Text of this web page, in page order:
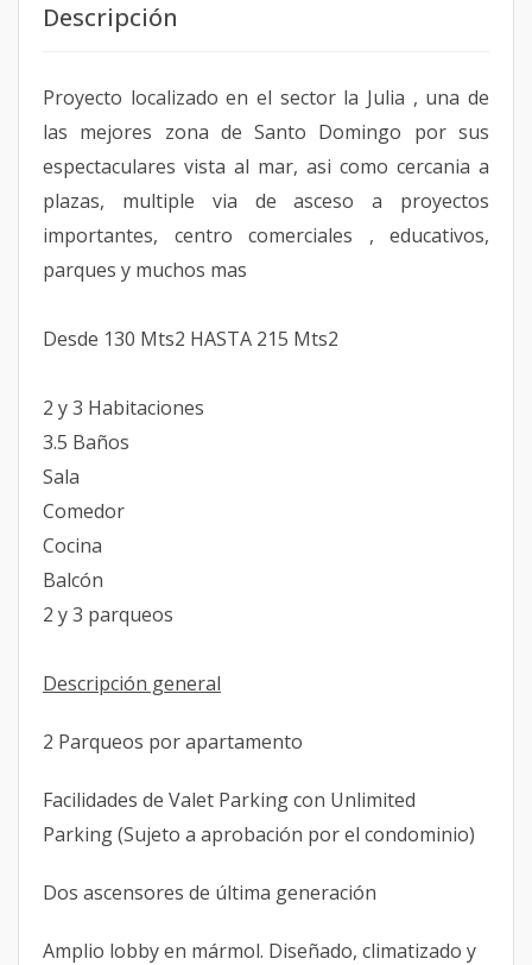
Descripción
Proyecto localizado en el sector la Julia , una de
las mejores zona de Santo Domingo por sus
espectaculares vista al mar, asi como cercania a
plazas, multiple via de asceso a proyectos
importantes, centro comerciales , educativos,
parques y muchos mas
Desde 130 Mts2 HASTA 215 Mts2
2 y 3 Habitaciones
3.5 Baños
Sala
Comedor
Cocina
Balcón
2 y 3 parqueos
Descripción general
2 Parqueos por apartamento
Facilidades de Valet Parking con Unlimited
Parking (Sujeto a aprobación por el condominio)
Dos ascensores de última generación
Amplio lobby en mármol. Diseñado, climatizado y